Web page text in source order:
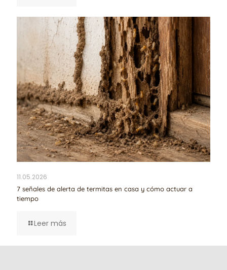
11.05.2026
7 señales de alerta de termitas en casa y cómo actuar a
tiempo
Leer más